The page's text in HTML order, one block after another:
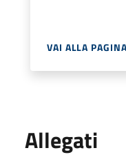
VAI ALLA PAGINA
Allegati